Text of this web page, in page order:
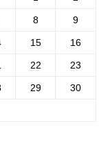
8 9
15 16
22 23
29 30